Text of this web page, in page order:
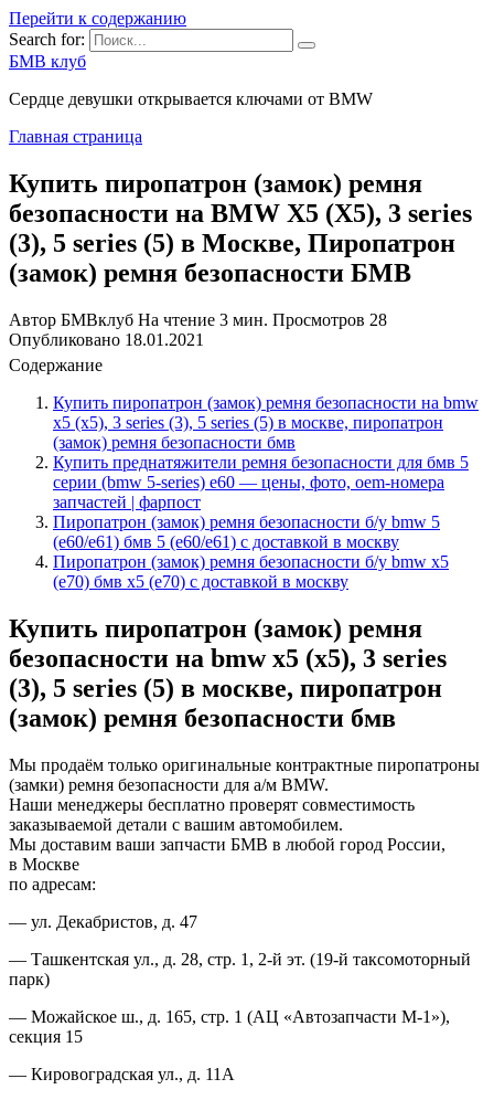
Перейти к содержанию
Search for:
БМВ клуб
Сердце девушки открывается ключами от BMW
Главная страница
Купить пиропатрон (замок) ремня
безопасности на BMW X5 (Х5), 3 series
(3), 5 series (5) в Москве, Пиропатрон
(замок) ремня безопасности БМВ
Автор БМВклуб На чтение 3 мин. Просмотров 28
Опубликовано 18.01.2021
Содержание
Купить пиропатрон (замок) ремня безопасности на bmw
x5 (х5), 3 series (3), 5 series (5) в москве, пиропатрон
(замок) ремня безопасности бмв
Купить преднатяжители ремня безопасности для бмв 5
серии (bmw 5-series) e60 — цены, фото, oem-номера
запчастей | фарпост
Пиропатрон (замок) ремня безопасности б/у bmw 5
(e60/e61) бмв 5 (е60/е61) с доставкой в москву
Пиропатрон (замок) ремня безопасности б/у bmw x5
(e70) бмв х5 (е70) с доставкой в москву
Купить пиропатрон (замок) ремня
безопасности на bmw x5 (х5), 3 series
(3), 5 series (5) в москве, пиропатрон
(замок) ремня безопасности бмв
Мы продаём только оригинальные контрактные пиропатроны
(замки) ремня безопасности для а/м BMW.
Наши менеджеры бесплатно проверят совместимость
заказываемой детали с вашим автомобилем.
Мы доставим ваши запчасти БМВ в любой город России,
в Москве
по адресам:
— ул. Декабристов, д. 47
— Ташкентская ул., д. 28, стр. 1, 2-й эт. (19-й таксомоторный
парк)
— Можайское ш., д. 165, стр. 1 (АЦ «Автозапчасти М-1»),
секция 15
— Кировоградская ул., д. 11А